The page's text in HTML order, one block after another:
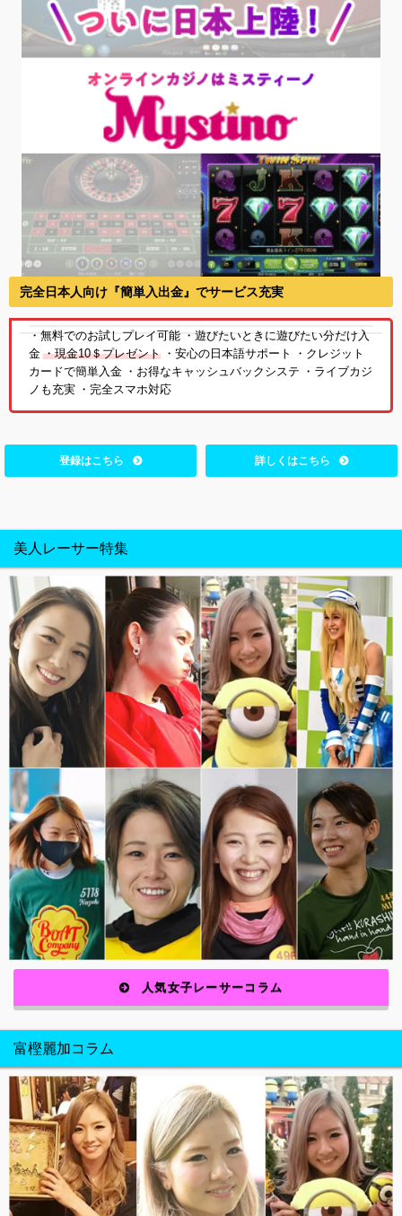
完全日本人向け『簡単入出金』でサービス充実
・無料でのお試しプレイ可能 ・遊びたいときに遊びたい分だけ入
金・現金10＄プレゼント ・安心の日本語サポート ・クレジット
カードで簡単入金 ・お得なキャッシュバックシステ ・ライブカジ
ノも充実 ・完全スマホ対応
登録はこちら 詳しくはこちら
美人レーサー特集
人気女子レーサーコラム
富樫麗加コラム